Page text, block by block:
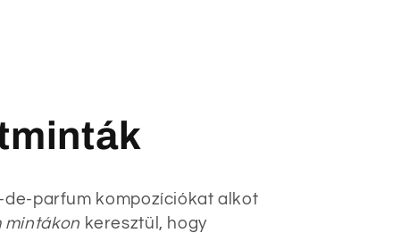
parfum kompozíciókat alkot
mintákon keresztül, hogy